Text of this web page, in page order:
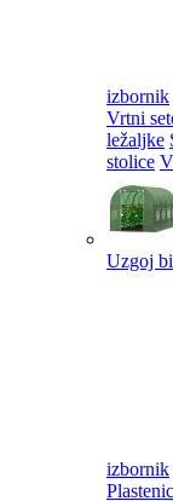
izbornik
Vrtni
ležaljke
stolice
Uzgoj
izbornik